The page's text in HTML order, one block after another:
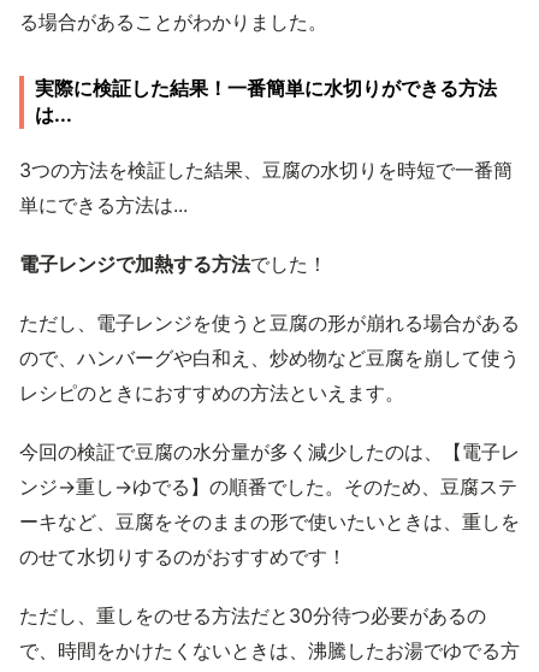
る場合があることがわかりました。
実際に検証した結果！一番簡単に水切りができる方法
は...
3つの方法を検証した結果、豆腐の水切りを時短で一番簡
単にできる方法は...
電子レンジで加熱する方法でした！
ただし、電子レンジを使うと豆腐の形が崩れる場合がある
ので、ハンバーグや白和え、炒め物など豆腐を崩して使う
レシピのときにおすすめの方法といえます。
今回の検証で豆腐の水分量が多く減少したのは、【電子レ
ンジ→重し→ゆでる】の順番でした。そのため、豆腐ステ
ーキなど、豆腐をそのままの形で使いたいときは、重しを
のせて水切りするのがおすすめです！
ただし、重しをのせる方法だと30分待つ必要があるの
で、時間をかけたくないときは、沸騰したお湯でゆでる方